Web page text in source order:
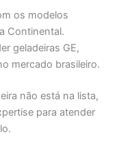
os modelos
Continental.
geladeiras GE,
mercado brasileiro.
não está na lista,
para atender